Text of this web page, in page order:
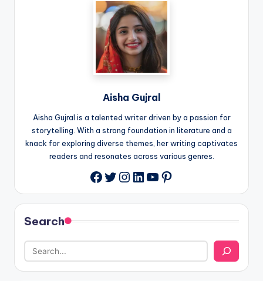
Aisha Gujral
Aisha Gujral is a talented writer driven by a passion for
storytelling. With a strong foundation in literature and a
knack for exploring diverse themes, her writing captivates
readers and resonates across various genres.
Facebook
Twitter
Instagram
LinkedIn
YouTube
Pinterest
Search